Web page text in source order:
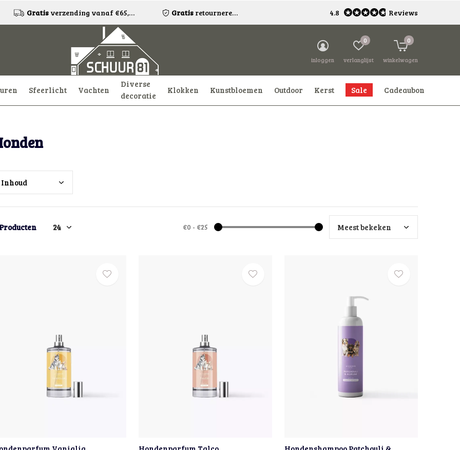
Sfeerlicht Vachten
Diverse
decoratie
Klokken Kunstbloemen Outdoor Kerst Sale Cadeaubon
inloggen verlanglijst
0
winkelwagen
0
Gratisverzending vanaf €65,-!* Gratis retourneren* 4.8 Reviews
Inhoud
€0 - €25